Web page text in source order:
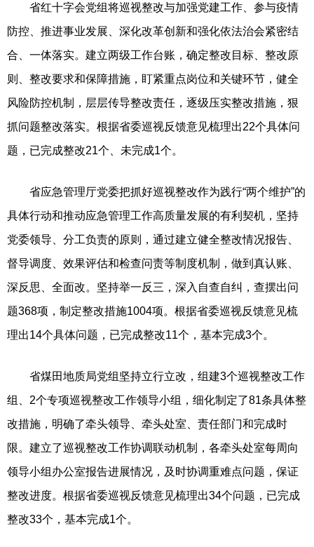
省红十字会党组将巡视整改与加强党建工作、参与疫情
防控、推进事业发展、深化改革创新和强化依法治会紧密结
合、一体落实。建立两级工作台账，确定整改目标、整改原
则、整改要求和保障措施，盯紧重点岗位和关键环节，健全
风险防控机制，层层传导整改责任，逐级压实整改措施，狠
抓问题整改落实。根据省委巡视反馈意见梳理出22个具体问
题，已完成整改21个、未完成1个。
省应急管理厅党委把抓好巡视整改作为践行“两个维护”的
具体行动和推动应急管理工作高质量发展的有利契机，坚持
党委领导、分工负责的原则，通过建立健全整改情况报告、
督导调度、效果评估和检查问责等制度机制，做到真认账、
深反思、全面改。坚持举一反三，深入自查自纠，查摆出问
题368项，制定整改措施1004项。根据省委巡视反馈意见梳
理出14个具体问题，已完成整改11个，基本完成3个。
省煤田地质局党组坚持立行立改，组建3个巡视整改工作
组、2个专项巡视整改工作领导小组，细化制定了81条具体整
改措施，明确了牵头领导、牵头处室、责任部门和完成时
限。建立了巡视整改工作协调联动机制，各牵头处室每周向
领导小组办公室报告进展情况，及时协调重难点问题，保证
整改进度。根据省委巡视反馈意见梳理出34个问题，已完成
整改33个，基本完成1个。